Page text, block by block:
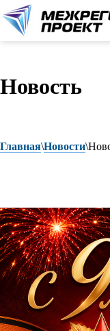
Новость
Главная\Новости\